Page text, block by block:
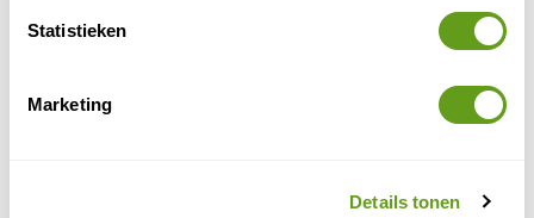
Statistieken
Marketing
Details tonen